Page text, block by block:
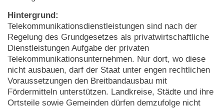
Hintergrund:
Telekommunikationsdienstleistungen sind nach der
Regelung des Grundgesetzes als privatwirtschaftliche
Dienstleistungen Aufgabe der privaten
Telekommunikationsunternehmen. Nur dort, wo diese
nicht ausbauen, darf der Staat unter engen rechtlichen
Voraussetzungen den Breitbandausbau mit
Fördermitteln unterstützen. Landkreise, Städte und ihre
Ortsteile sowie Gemeinden dürfen demzufolge nicht